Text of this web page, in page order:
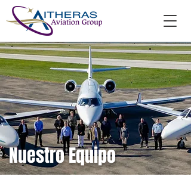
Nuestro Equipo